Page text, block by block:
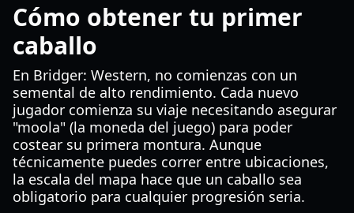
Cómo obtener tu primer
caballo
En Bridger: Western, no comienzas con un
semental de alto rendimiento. Cada nuevo
jugador comienza su viaje necesitando asegurar
"moola" (la moneda del juego) para poder
costear su primera montura. Aunque
técnicamente puedes correr entre ubicaciones,
la escala del mapa hace que un caballo sea
obligatorio para cualquier progresión seria.